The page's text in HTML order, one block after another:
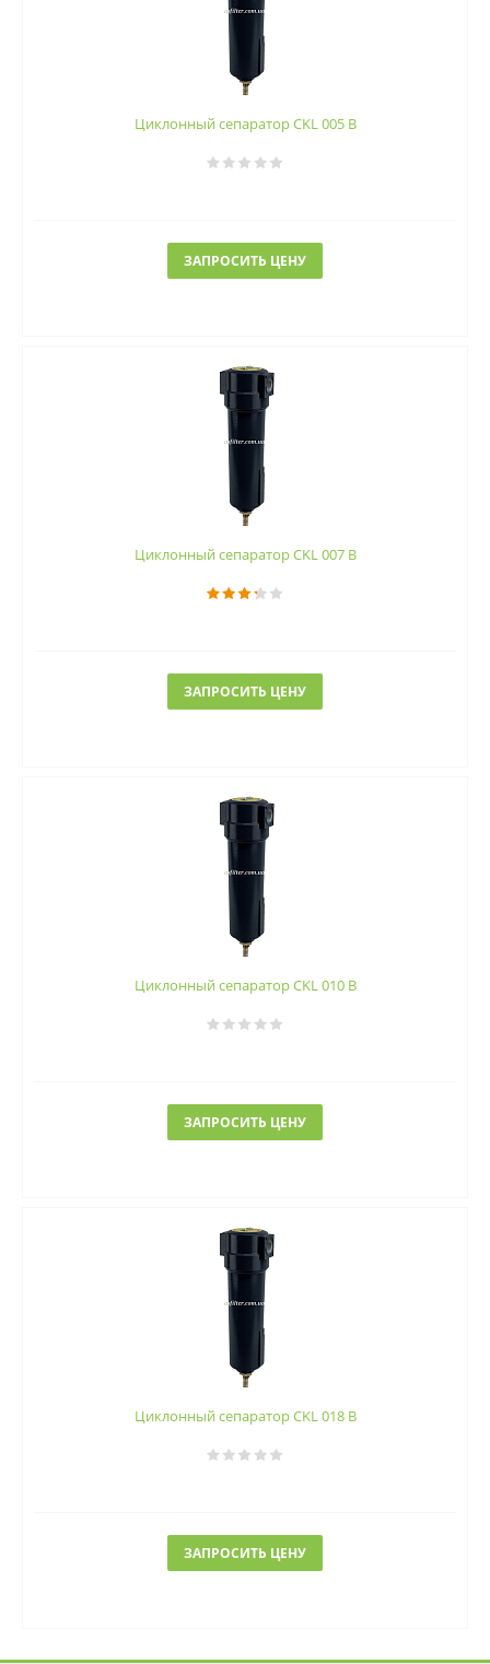
Циклонный сепаратор CKL 005 B
ЗАПРОСИТЬ ЦЕНУ
Циклонный сепаратор CKL 007 B
ЗАПРОСИТЬ ЦЕНУ
Циклонный сепаратор CKL 010 B
ЗАПРОСИТЬ ЦЕНУ
Циклонный сепаратор CKL 018 B
ЗАПРОСИТЬ ЦЕНУ